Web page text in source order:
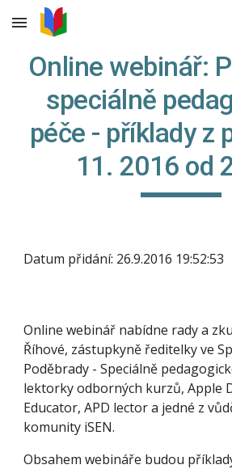
Skip to main content
Online webinář:
speciálně
péče - příklady z
11. 2016 od
Datum přidání: 26.9.2016 19:52:53
Online webinář nabídne rady a
Říhové, zástupkyně ředitelky ve
Poděbrady - Speciálně
lektorky odborných kurzů, Apple
Educator, APD lector a jedné z
komunity iSEN.
Obsahem webináře budou